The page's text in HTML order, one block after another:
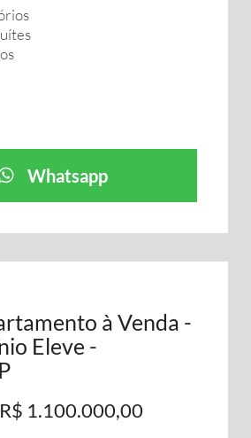
Whatsapp
à Venda -
Eleve -
1.100.000,00